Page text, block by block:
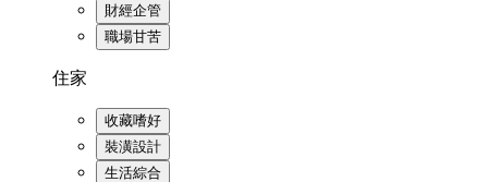
財經企管
職場甘苦
住家
收藏嗜好
裝潢設計
生活綜合